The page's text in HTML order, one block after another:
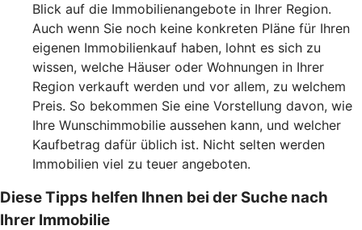
Blick auf die Immobilienangebote in Ihrer Region.
Auch wenn Sie noch keine konkreten Pläne für Ihren
eigenen Immobilienkauf haben, lohnt es sich zu
wissen, welche Häuser oder Wohnungen in Ihrer
Region verkauft werden und vor allem, zu welchem
Preis. So bekommen Sie eine Vorstellung davon, wie
Ihre Wunschimmobilie aussehen kann, und welcher
Kaufbetrag dafür üblich ist. Nicht selten werden
Immobilien viel zu teuer angeboten.
Diese Tipps helfen Ihnen bei der Suche nach
Ihrer Immobilie